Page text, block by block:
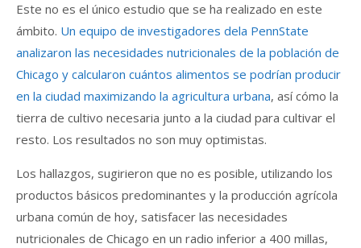
Este no es el único estudio que se ha realizado en este
ámbito. Un equipo de investigadores dela PennState
analizaron las necesidades nutricionales de la población de
Chicago y calcularon cuántos alimentos se podrían producir
en la ciudad maximizando la agricultura urbana, así cómo la
tierra de cultivo necesaria junto a la ciudad para cultivar el
resto. Los resultados no son muy optimistas.
Los hallazgos, sugirieron que no es posible, utilizando los
productos básicos predominantes y la producción agrícola
urbana común de hoy, satisfacer las necesidades
nutricionales de Chicago en un radio inferior a 400 millas,